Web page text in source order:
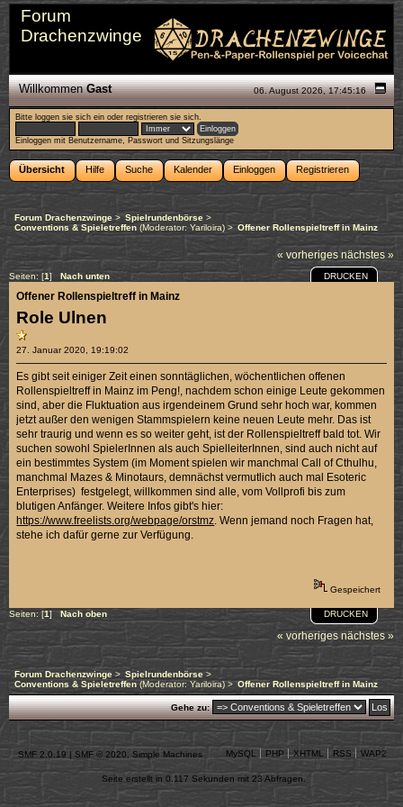
Forum
Drachenzwinge
06. August 2026, 17:45:16
WillkommenGast
Bitte loggen sie sich ein oderregistrieren sie sich.
Einloggen mit Benutzername, Passwort und Sitzungslänge
Übersicht Hilfe Suche Kalender Einloggen Registrieren
Forum Drachenzwinge > Spielrundenbörse>
Conventions & Spieletreffen (Moderator: Yariloira) > Offener Rollenspieltreff in Mainz
« vorheriges nächstes »
Seiten: [1] Nach unten DRUCKEN
Role Ulnen
27. Januar 2020, 19:19:02
Offener Rollenspieltreff in Mainz
Es gibt seit einiger Zeit einen sonntäglichen, wöchentlichen offenen
Rollenspieltreff in Mainz im Peng!, nachdem schon einige Leute gekommen
sind, aber die Fluktuation aus irgendeinem Grund sehr hoch war, kommen
jetzt außer den wenigen Stammspielern keine neuen Leute mehr. Das ist
sehr traurig und wenn es so weiter geht, ist der Rollenspieltreff bald tot. Wir
suchen sowohl SpielerInnen als auch SpielleiterInnen, sind auch nicht auf
ein bestimmtes System (im Moment spielen wir manchmal Call of Cthulhu,
manchmal Mazes & Minotaurs, demnächst vermutlich auch mal Esoteric
Enterprises) festgelegt, willkommen sind alle, vom Vollprofi bis zum
blutigen Anfänger. Weitere Infos gibt's hier:
https://www.freelists.org/webpage/orstmz. Wenn jemand noch Fragen hat,
stehe ich dafür gerne zur Verfügung.
Gespeichert
DRUCKEN
Seiten: [1] Nach oben
« vorheriges nächstes »
Forum Drachenzwinge > Spielrundenbörse>
Conventions & Spieletreffen(Moderator: Yariloira) > Offener Rollenspieltreff in Mainz
Gehe zu:
SMF 2.0.19 | SMF © 2020 Simple Machines MySQL PHP XHTML RSS WAP2
Seite erstellt in 0.117 Sekunden mit 23 Abfragen.